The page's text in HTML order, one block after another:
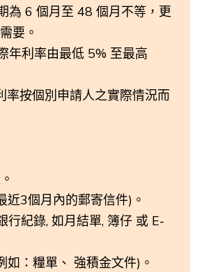
為 6 個月至 48 個月不等，更
要。
年利率由最低 5% 至最高
率按個別申請人之實際情況而
近3個月內的郵寄信件)。
行紀錄, 如月結單, 簿仔 或 E-
如：糧單、 強積金文件)。